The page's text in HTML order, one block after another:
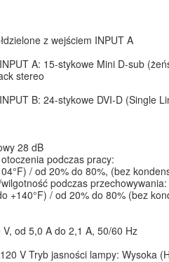
z wejściem INPUT A
A: 15-stykowe Mini D-sub
stereo
B: 24-stykowe DVI-D (Single
28 dB
podczas pracy:
/ od 20% do 80%, (bez
podczas przechowywania:
+140°F) / od 20% do 80% (bez
od 5,0 A do 2,1 A, 50/60 Hz
V Tryb jasności lampy: Wysoka